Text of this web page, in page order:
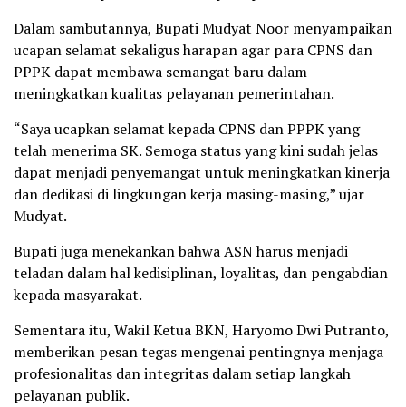
Dalam sambutannya, Bupati Mudyat Noor menyampaikan
ucapan selamat sekaligus harapan agar para CPNS dan
PPPK dapat membawa semangat baru dalam
meningkatkan kualitas pelayanan pemerintahan.
“Saya ucapkan selamat kepada CPNS dan PPPK yang
telah menerima SK. Semoga status yang kini sudah jelas
dapat menjadi penyemangat untuk meningkatkan kinerja
dan dedikasi di lingkungan kerja masing-masing,” ujar
Mudyat.
Bupati juga menekankan bahwa ASN harus menjadi
teladan dalam hal kedisiplinan, loyalitas, dan pengabdian
kepada masyarakat.
Sementara itu, Wakil Ketua BKN, Haryomo Dwi Putranto,
memberikan pesan tegas mengenai pentingnya menjaga
profesionalitas dan integritas dalam setiap langkah
pelayanan publik.